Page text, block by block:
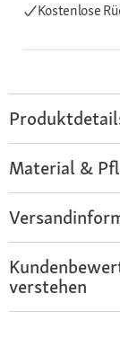
Kostenlose
Material &
verstehen